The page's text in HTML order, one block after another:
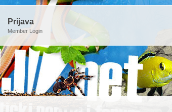
Prijava
Member Login